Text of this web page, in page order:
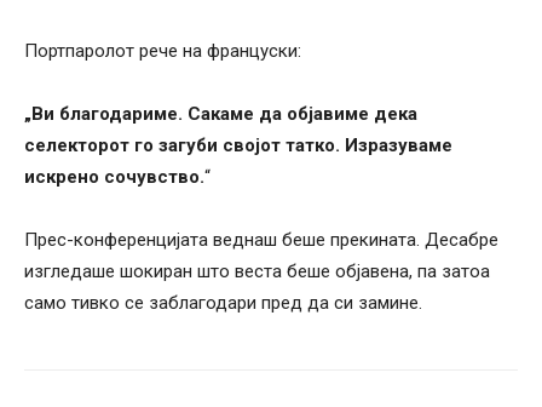
Портпаролот рече на француски:
„Ви благодариме. Сакаме да објавиме дека
селекторот го загуби својот татко. Изразуваме
искрено сочувство.“
Прес-конференцијата веднаш беше прекината. Десабре
изгледаше шокиран што веста беше објавена, па затоа
само тивко се заблагодари пред да си замине.